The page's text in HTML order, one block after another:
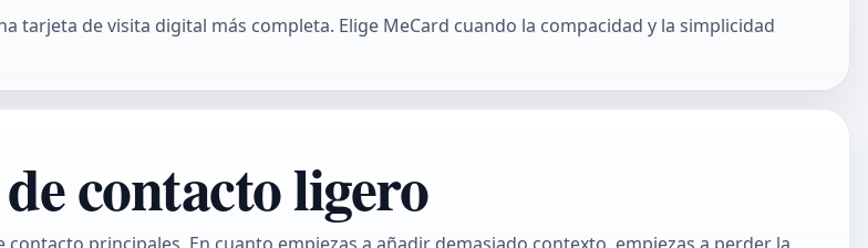
tarjeta de visita digital más completa. Elige MeCard cuando la compacidad y la simplicidad
contacto ligero